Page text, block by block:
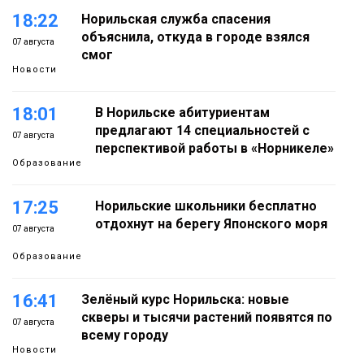
18:22
07 августа
Новости
Норильская служба спасения
объяснила, откуда в городе взялся
смог
18:01
07 августа
Образование
В Норильске абитуриентам
предлагают 14 специальностей с
перспективой работы в «Норникеле»
17:25
07 августа
Образование
Норильские школьники бесплатно
отдохнут на берегу Японского моря
16:41
07 августа
Новости
Зелёный курс Норильска: новые
скверы и тысячи растений появятся по
всему городу